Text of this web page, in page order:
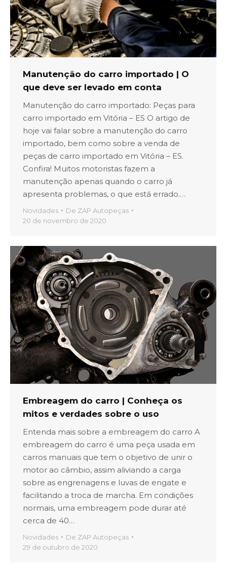
Manutenção do carro importado | O
que deve ser levado em conta
Manutenção do carro importado: Peças para
carro importado em Vitória – ES O artigo de
hoje vai falar sobre a manutenção do carro
importado, bem como sobre a venda de
peças de carro importado em Vitória – ES.
Confira! Muitos motoristas fazem a
manutenção apenas quando o carro já
apresenta problemas, o que está errado.…
Novidades De ZAP Autopeças
20 de novembro de 2020
Embreagem do carro | Conheça os
mitos e verdades sobre o uso
Entenda mais sobre a embreagem do carro A
embreagem do carro é uma peça usada em
carros manuais que tem o objetivo de unir o
motor ao câmbio, assim aliviando a carga
sobre as engrenagens e luvas de engate e
facilitando a troca de marcha. Em condições
normais, uma embreagem pode durar até
cerca de 40…
Novidades De ZAP Autopeças
29 de outubro de 2020